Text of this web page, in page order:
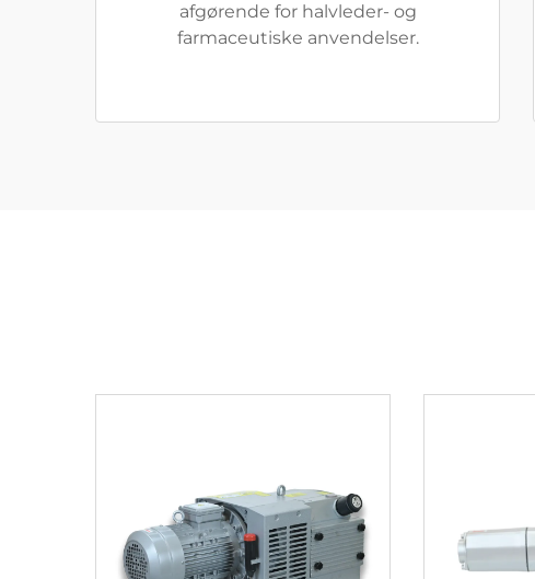
afgørende for halvleder- og
farmaceutiske anvendelser.